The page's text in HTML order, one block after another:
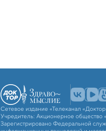
Сетевое издание «Телеканал
Учредитель: Акционерное общество
Зарегистрировано Федеральной